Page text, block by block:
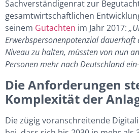
Sachverständigenrat zur
gesamtwirtschaftlichen
seinem Gutachten im Jahr 2017:
Erwerbspersonenpotenzial dauerhaft
Niveau zu halten, müssten von nun
Personen mehr nach Deutschland
Die Anforderungen
Komplexität der
Die zügig voranschreitende